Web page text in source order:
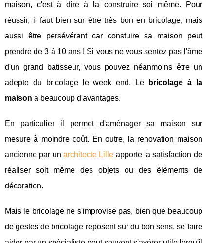
maison, c'est à dire à la construire soi même. Pour
réussir, il faut bien sur être très bon en bricolage, mais
aussi être persévérant car constuire sa maison peut
prendre de 3 à 10 ans ! Si vous ne vous sentez pas l'âme
d'un grand batisseur, vous pouvez néanmoins être un
adepte du bricolage le week end. Le
bricolage à la
maison a beaucoup d'avantages.
En particulier il permet d'aménager sa maison sur
mesure à moindre coût. En outre, la renovation maison
ancienne par un architecte Lille apporte la satisfaction de
réaliser soit même des objets ou des éléments de
décoration.
Mais le bricolage ne s'improvise pas, bien que beaucoup
de gestes de bricolage reposent sur du bon sens, se faire